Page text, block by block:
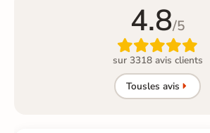
4.8/5

sur 3318 avis clients
Tousles avis